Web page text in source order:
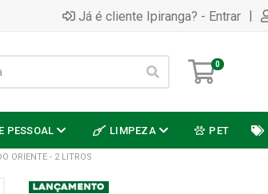
Já é cliente Ipiranga? - Entrar |
0
PESSOAL LIMPEZA PET
ORIENTE - 2 LITROS